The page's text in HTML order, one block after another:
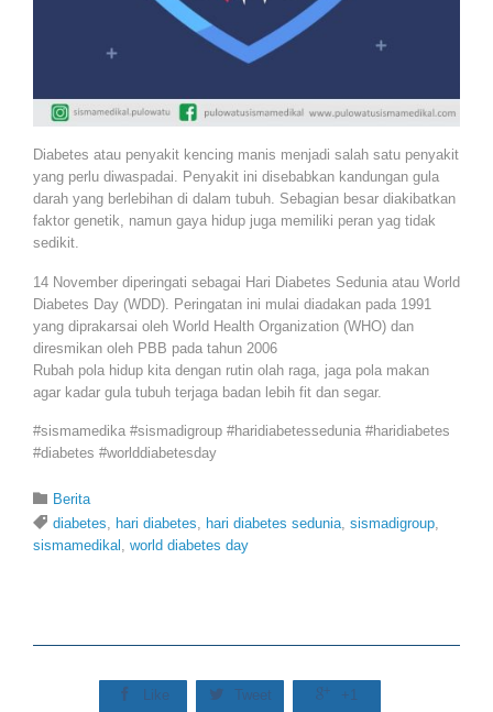
Diabetes atau penyakit kencing manis menjadi salah satu penyakit
yang perlu diwaspadai. Penyakit ini disebabkan kandungan gula
darah yang berlebihan di dalam tubuh. Sebagian besar diakibatkan
faktor genetik, namun gaya hidup juga memiliki peran yag tidak
sedikit.
14 November diperingati sebagai Hari Diabetes Sedunia atau World
Diabetes Day (WDD). Peringatan ini mulai diadakan pada 1991
yang diprakarsai oleh World Health Organization (WHO) dan
diresmikan oleh PBB pada tahun 2006
Rubah pola hidup kita dengan rutin olah raga, jaga pola makan
agar kadar gula tubuh terjaga badan lebih fit dan segar.⁠
#sismamedika #sismadigroup #haridiabetessedunia #haridiabetes
#diabetes #worlddiabetesday
 Category
Berita
 Tags
diabetes, hari diabetes, hari diabetes sedunia, sismadigroup,
sismamedikal , world diabetes day
 Like  Tweet  +1